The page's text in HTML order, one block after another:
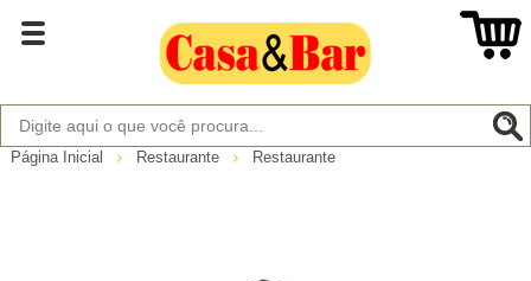
Página Inicial Restaurante Restaurante